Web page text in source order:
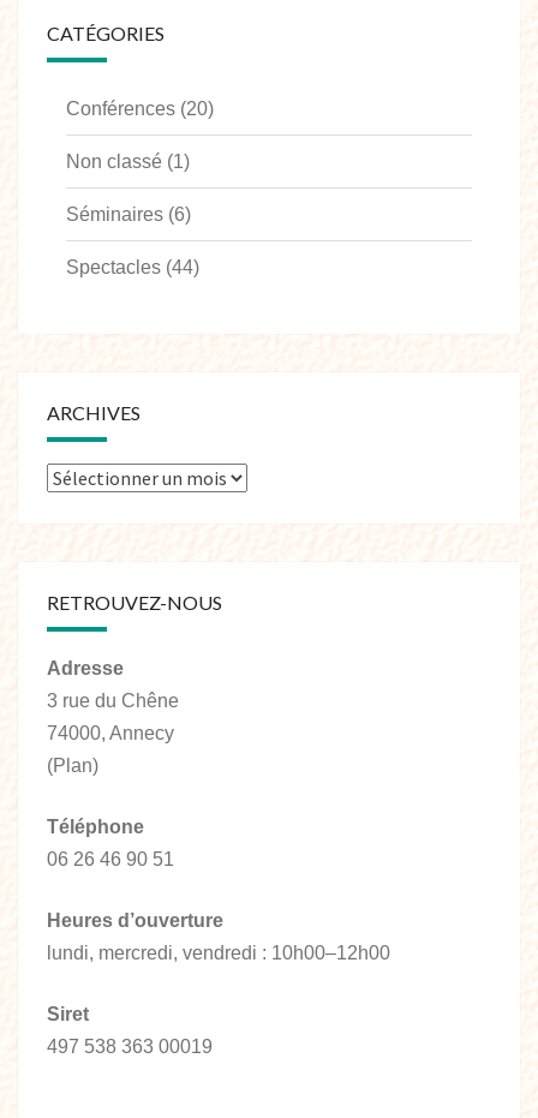
CATÉGORIES
Conférences (20)
Non classé (1)
Séminaires (6)
Spectacles (44)
ARCHIVES
RETROUVEZ-NOUS
Adresse
3 rue du Chêne
74000, Annecy
(Plan)
Téléphone
06 26 46 90 51
Heures d’ouverture
lundi, mercredi, vendredi : 10h00–12h00
Siret
497 538 363 00019